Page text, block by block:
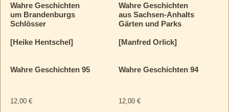
Wahre Geschichten
um Brandenburgs
Schlösser
[Heike Hentschel]
Wahre Geschichten 95
12,00 €
Wahre Geschichten
aus Sachsen-Anhalts
Gärten und Parks
[Manfred Orlick]
Wahre Geschichten 94
12,00€